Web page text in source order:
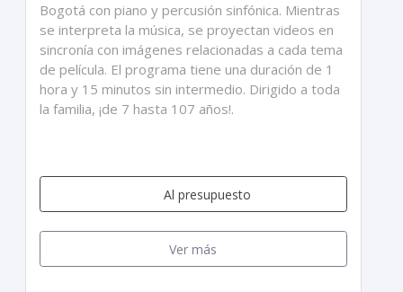
Bogotá con piano y percusión sinfónica. Mientras
se interpreta la música, se proyectan videos en
sincronía con imágenes relacionadas a cada tema
de película. El programa tiene una duración de 1
hora y 15 minutos sin intermedio. Dirigido a toda
la familia, ¡de 7 hasta 107 años!.
Al presupuesto
Ver más